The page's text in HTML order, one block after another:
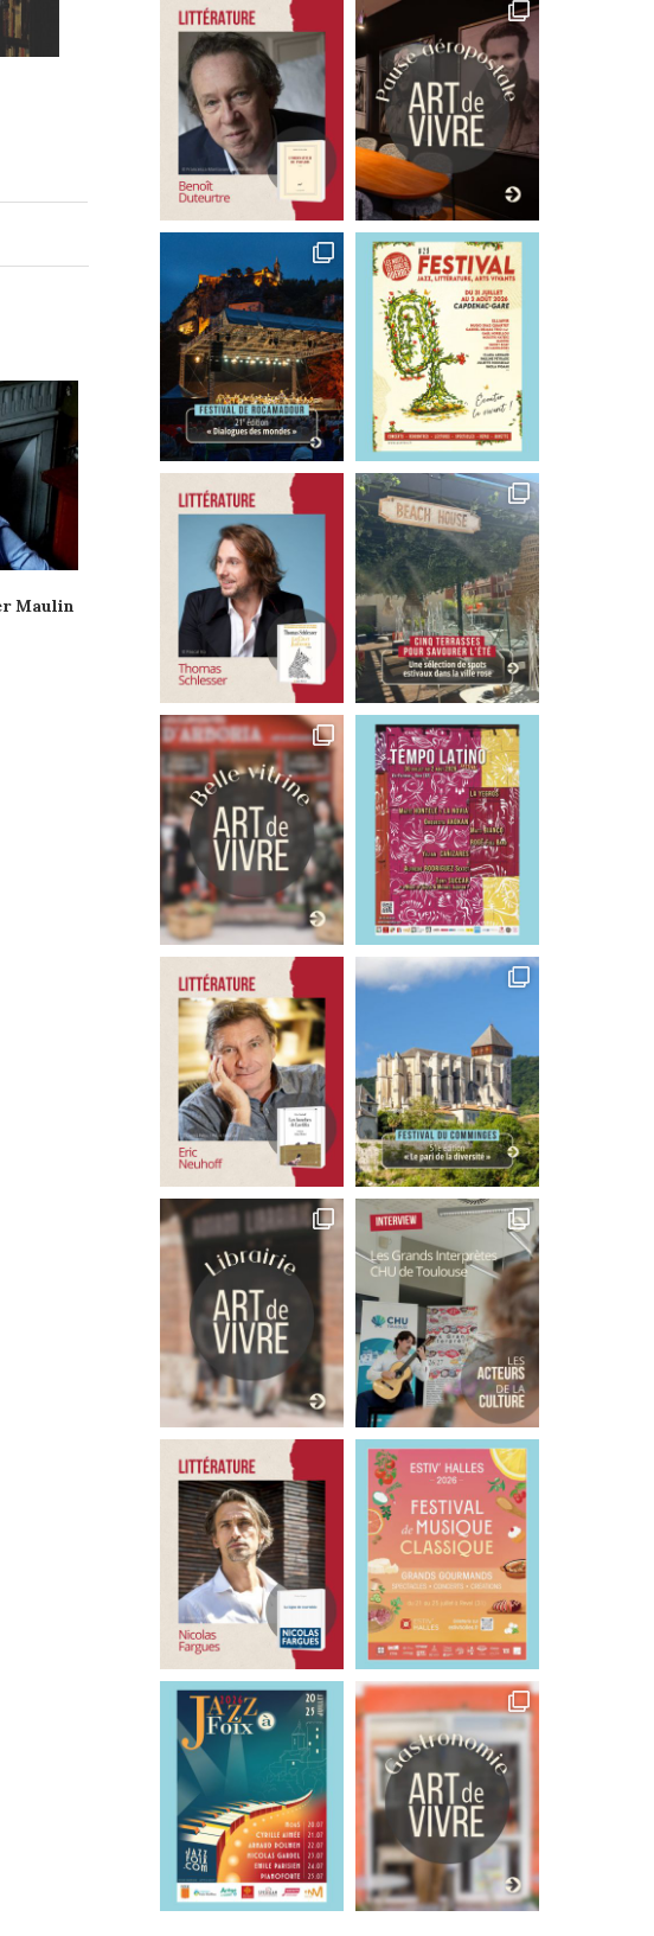
Maulin
Un jour sans femme de Laetitia
Colombani
15e édition du concours
nouvelles du Muséum